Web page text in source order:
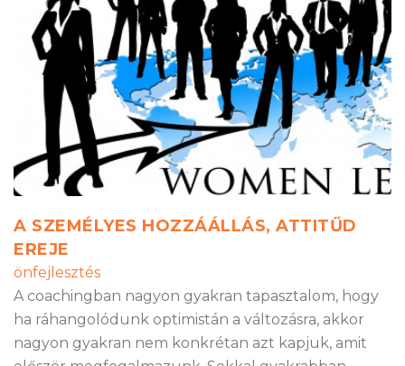
A SZEMÉLYES HOZZÁÁLLÁS, ATTITŰD
EREJE
önfejlesztés
A coachingban nagyon gyakran tapasztalom, hogy
ha ráhangolódunk optimistán a változásra, akkor
nagyon gyakran nem konkrétan azt kapjuk, amit